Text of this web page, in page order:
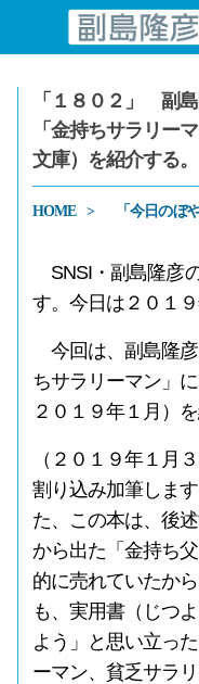
コンテンツへスキ
「１８０２」 副
「金持ちサラリー
文庫）を紹介する
HOME 「今日のぼ
SNSI・副島隆彦
す。今日は２０１
今回は、副島隆
ちサラリーマン」
２０１９年１月）
（２０１９年１月
割り込み加筆しま
た、この本は、後
から出た「金持ち
的に売れていたか
も、実用書（じつ
よう」と思い立っ
ーマン、貧乏サラ